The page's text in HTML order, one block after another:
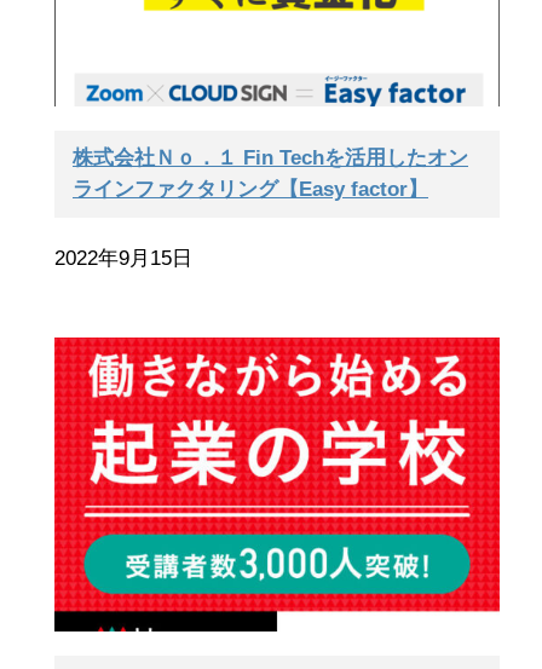
株式会社Ｎｏ．１ Fin Techを活用したオン
ラインファクタリング【Easy factor】
2022年9月15日